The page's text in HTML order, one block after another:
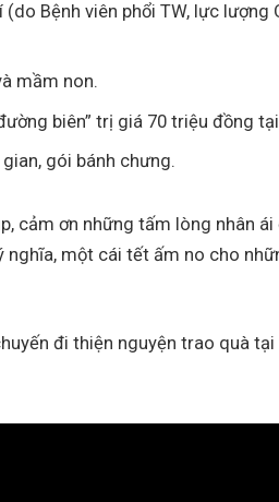
Bệnh viên phổi TW, lực lượng
mầm non.
biên” trị giá 70 triệu đồng
gói bánh chưng.
cảm ơn những tấm lòng nhân
một cái tết ấm no cho
đi thiện nguyện trao quà tại